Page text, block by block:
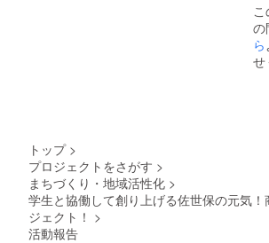
の
ら
せ
トップ >
プロジェクトをさがす >
まちづくり・地域活性化 >
学生と協働して創り上げる佐世保の元気！
ジェクト！ >
活動報告